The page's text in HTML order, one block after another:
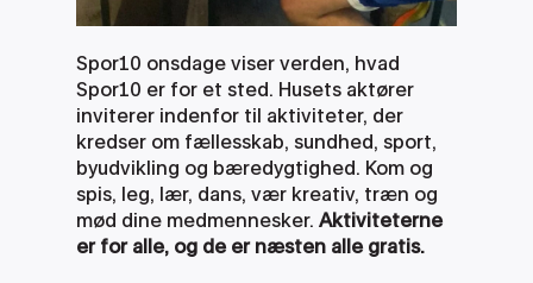
Spor10 onsdage viser verden, hvad
Spor10 er for et sted. Husets aktører
inviterer indenfor til aktiviteter, der
kredser om fællesskab, sundhed, sport,
byudvikling og bæredygtighed. Kom og
spis, leg, lær, dans, vær kreativ, træn og
mød dine medmennesker. Aktiviteterne
er for alle, og de er næsten alle gratis.